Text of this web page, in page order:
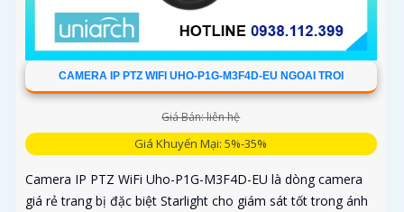
CAMERA IP PTZ WIFI UHO-P1G-M3F4D-EU NGOAI TROI
Giá Bán: liên hệ
Giá Khuyến Mại: 5%-35%
Camera IP PTZ WiFi Uho-P1G-M3F4D-EU là dòng camera
giá rẻ trang bị đặc biệt Starlight cho giám sát tốt trong ánh